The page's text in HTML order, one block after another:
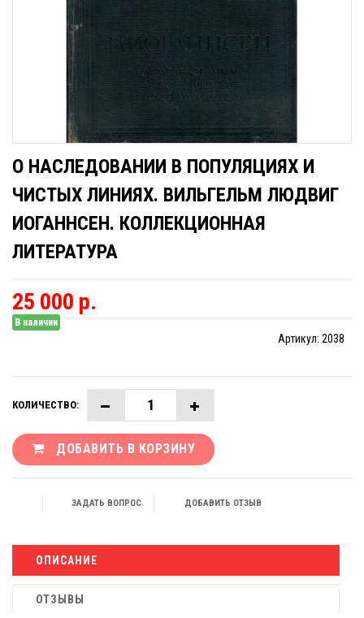
О НАСЛЕДОВАНИИ В ПОПУЛЯЦИЯХ И
ЧИСТЫХ ЛИНИЯХ. ВИЛЬГЕЛЬМ ЛЮДВИГ
ИОГАННСЕН. КОЛЛЕКЦИОННАЯ
ЛИТЕРАТУРА
25 000 р.
В наличии
Артикул: 2038
КОЛИЧЕСТВО:
ДОБАВИТЬ В КОРЗИНУ
ЗАДАТЬ ВОПРОС ДОБАВИТЬ ОТЗЫВ
ОПИСАНИЕ
ОТЗЫВЫ